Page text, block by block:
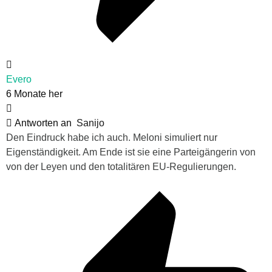
Evero
6 Monate her
Antworten an Sanijo
Den Eindruck habe ich auch. Meloni simuliert nur
Eigenständigkeit. Am Ende ist sie eine Parteigängerin von
von der Leyen und den totalitären EU-Regulierungen.